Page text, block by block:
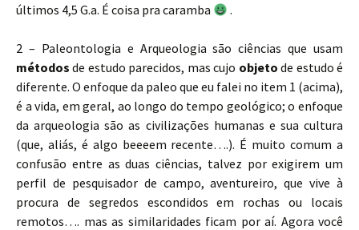
últimos 4,5 G.a. É coisa pra caramba
.
2 – Paleontologia e Arqueologia são ciências que usam
métodos de estudo parecidos, mas cujo objeto de estudo é
diferente. O enfoque da paleo que eu falei no item 1 (acima),
é a vida, em geral, ao longo do tempo geológico; o enfoque
da arqueologia são as civilizações humanas e sua cultura
(que, aliás, é algo beeeem recente….). É muito comum a
confusão entre as duas ciências, talvez por exigirem um
perfil de pesquisador de campo, aventureiro, que vive à
procura de segredos escondidos em rochas ou locais
remotos…. mas as similaridades ficam por aí. Agora você